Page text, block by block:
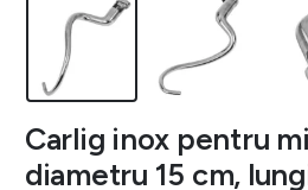
Carlig inox pentru
diametru 15 cm,